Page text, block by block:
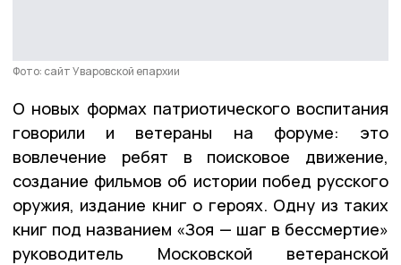
Фото: сайт Уваровской епархии
О новых формах патриотического воспитания
говорили и ветераны на форуме: это
вовлечение ребят в поисковое движение,
создание фильмов об истории побед русского
оружия, издание книг о героях. Одну из таких
книг под названием «Зоя — шаг в бессмертие»
руководитель Московской ветеранской